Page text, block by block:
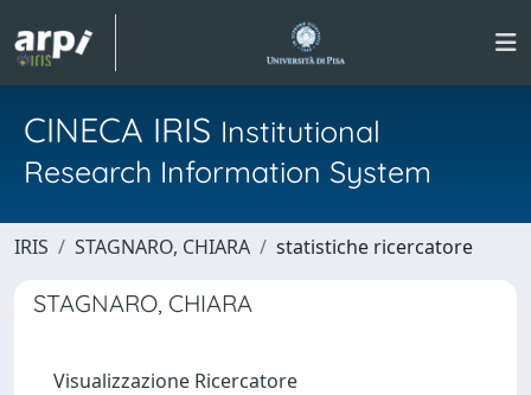
CINECA IRIS Institutional
Research Information System
IRIS STAGNARO, CHIARA statistiche ricercatore
STAGNARO, CHIARA
Visualizzazione Ricercatore